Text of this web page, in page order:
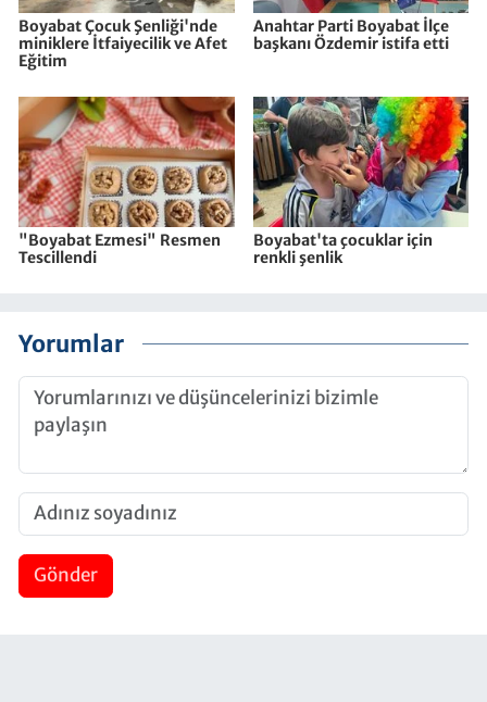
Boyabat Çocuk Şenliği'nde
miniklere İtfaiyecilik ve Afet
Eğitim
Anahtar Parti Boyabat İlçe
başkanı Özdemir istifa etti
"Boyabat Ezmesi" Resmen
Tescillendi
Boyabat'ta çocuklar için
renkli şenlik
Yorumlar
Gönder